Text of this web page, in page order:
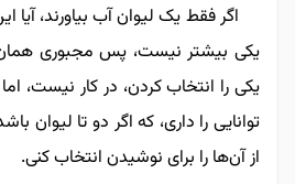
اگر فقط یک لیوان آب بیاورند، آیا
یکی بیشتر نیست، پس مجبوری همان
یکی را انتخاب کردن، در کار نیست،
توانایی را داری، که اگر دو تا لیوان
از آن‌ها را برای نوشیدن انتخاب کنی.